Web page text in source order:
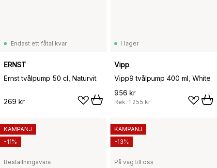
Endast ett fåtal kvar
ERNST
Ernst tvålpump 50 cl, Naturvit
269 kr
I lager
Vipp
Vipp9 tvålpump 400 ml, White
956 kr
Rek. 1 255 kr
Beställningsvara
KAMPANJ
-11%
På väg till oss
KAMPANJ
-13%